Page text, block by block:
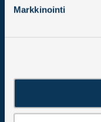
Markkinointi
HANGON
Hangon
PL 12